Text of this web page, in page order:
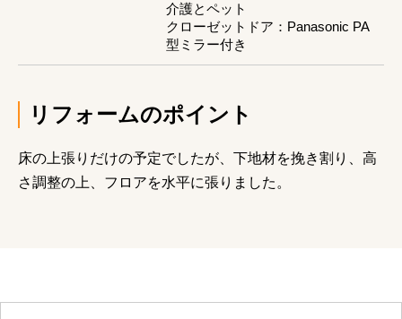
介護とペット
クローゼットドア：Panasonic PA
型ミラー付き
リフォームのポイント
床の上張りだけの予定でしたが、下地材を挽き割り、高
さ調整の上、フロアを水平に張りました。